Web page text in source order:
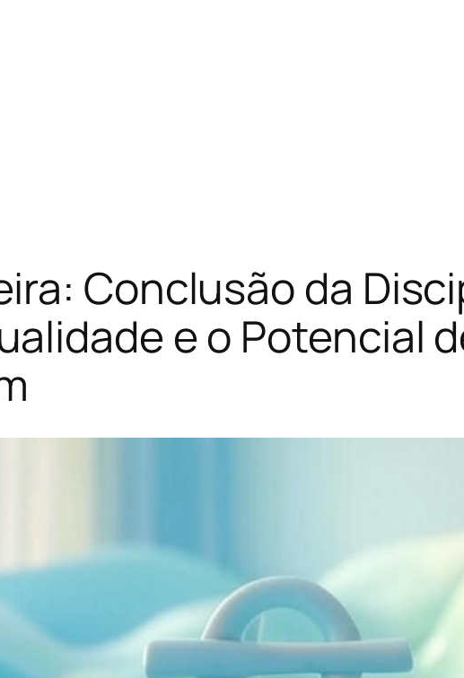
Conclusão da
e o Potencial